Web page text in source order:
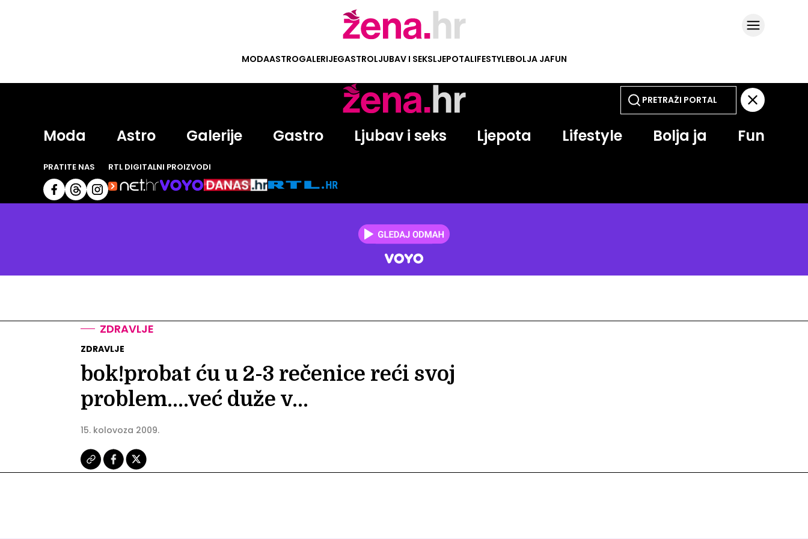
MODAASTROGALERIJEGASTROLJUBAV I SEKSLJEPOTALIFESTYLEBOLJA JAFUN
Moda Astro Galerije Gastro Ljubav i seks Ljepota Lifestyle Bolja ja Fun
PRATITE NAS RTL DIGITALNI PROIZVODI
ZDRAVLJE
ZDRAVLJE
bok!probat ću u 2-3 rečenice reći svoj
problem....već duže v...
15. kolovoza 2009.